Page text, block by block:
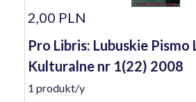
2,00 PLN
Pro Libris: Lubuskie
Kulturalne nr 1(22) 2008
1 produkt/y